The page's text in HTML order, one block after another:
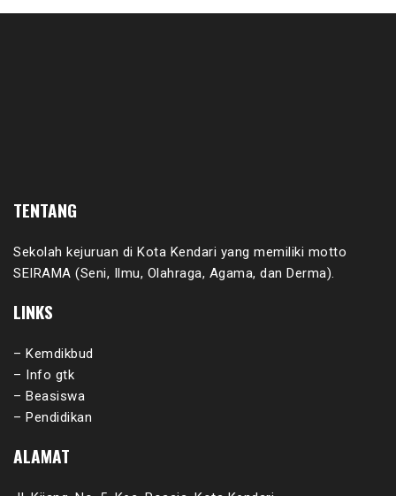
TENTANG
Sekolah kejuruan di Kota Kendari yang memiliki motto
SEIRAMA (Seni, Ilmu, Olahraga, Agama, dan Derma).
LINKS
– Kemdikbud
– Info gtk
– Beasiswa
– Pendidikan
ALAMAT